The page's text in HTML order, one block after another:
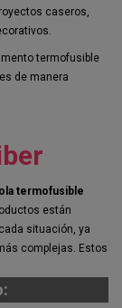
caseros,
termofusible
de manera
termofusible
están
situación, ya
complejas. Estos